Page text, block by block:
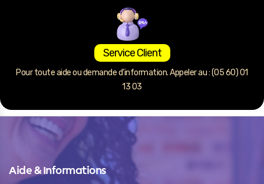
Service Client
Pour toute aide ou demande d’information. Appeler au : (05 60) 01
13 03
Aide & Informations